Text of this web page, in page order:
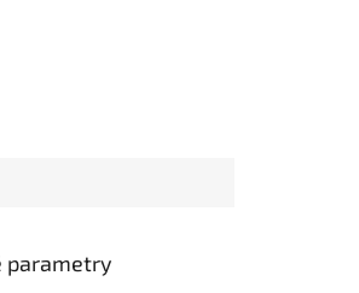
parametry